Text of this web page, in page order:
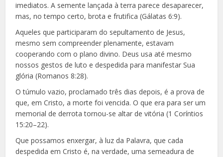
imediatos. A semente lançada à terra parece desaparecer,
mas, no tempo certo, brota e frutifica (Gálatas 6:9).
Aqueles que participaram do sepultamento de Jesus,
mesmo sem compreender plenamente, estavam
cooperando com o plano divino. Deus usa até mesmo
nossos gestos de luto e despedida para manifestar Sua
glória (Romanos 8:28).
O túmulo vazio, proclamado três dias depois, é a prova de
que, em Cristo, a morte foi vencida. O que era para ser um
memorial de derrota tornou-se altar de vitória (1 Coríntios
15:20–22).
Que possamos enxergar, à luz da Palavra, que cada
despedida em Cristo é, na verdade, uma semeadura de